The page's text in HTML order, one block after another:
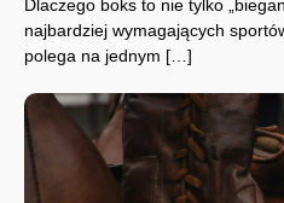
Dlaczego boks to nie tylko
najbardziej wymagających
polega na jednym […]